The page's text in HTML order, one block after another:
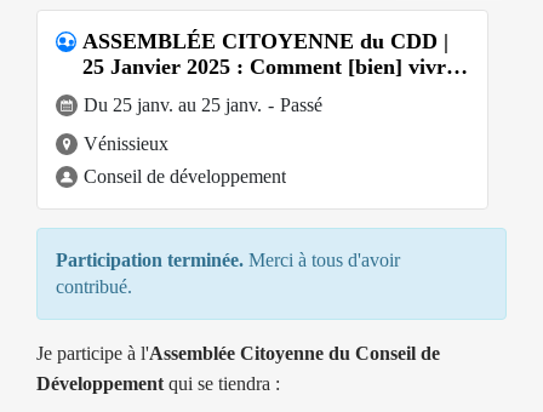
ASSEMBLÉE CITOYENNE du CDD |
25 Janvier 2025 : Comment [bien] vivr…
Du 25 janv. au 25 janv. - Passé
Vénissieux
Conseil de développement
Participation terminée. Merci à tous d'avoir
contribué.
Je participe à l'Assemblée Citoyenne du Conseil de
Développement qui se tiendra :